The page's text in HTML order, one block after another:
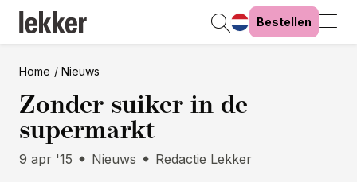
Bestellen
Home Nieuws
Zonder suiker in de
supermarkt
9 apr '15 Nieuws Redactie Lekker